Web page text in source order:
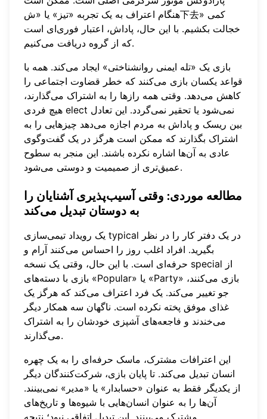
هنگام اعتراف به یک تجربه «تیز» یا «ش下去» کمی
خجالت بکشیم. با این حال، پاداش، اعتبار فوری‌ای است
که از گروه دریافت می‌کنیم.
بازی یک «تله ایمنی روانشناختی» ایجاد می‌کند. همه با
قواعد یکسان بازی می‌کنند که خطر قضاوت اجتماعی را
کاهش می‌دهد. وقتی همه رازها را به اشتراک می‌گذارند،
هیچ فردی elect نمی‌شود یا تحقیر نمی‌گردد. این تعادل
بین ریسک و پاداش به مردم اجازه می‌دهد چیزهایی را به
اشتراک بگذارند که ممکن است هرگز در یک گفت‌وگوی
عادی به آن‌ها اشاره نکرده باشند. این منجر به سطوح
عمیق‌تری از صمیمیت و دوستی می‌شود.
مطالعه موردی: وقتی آسیب‌پذیری آشنایان را
به دوستان تبدیل می‌کند
یک رویداد تیمی‌سازی typical در یک دفتر کار را در نظر
بگیرید. افراد اغلب روز را احساس می‌کنند آرام و
حرفه‌ای است. با این حال، وقتی یک نسخه special از
بازی با دسته‌های «Popular» یا «Party» بازی می‌کنند،
جو تغییر می‌کند. یک فرد اعتراف می‌کند که هرگز یک
غذای موفق پخته نکرده است. ناگهان سه همکار دیگر
می‌خندند و فاجعه‌های آشپزی خودشان را به اشتراک
می‌گذارند.
این اعترافات مشترک، ماسک حرفه‌ای را به یک چهره
انسان تبدیل می‌کند. تا پایان بازی، شرکت‌کنندگان دیگر
از یکدیگر فقط به عنوان «حسابدار» یا «مدیر» نمی‌بینند.
آن‌ها را به عنوان انسان‌هایی با شیوه‌ها و تاریخ‌های